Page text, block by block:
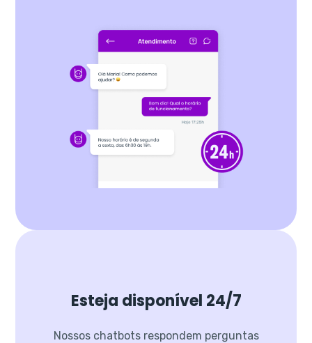
Esteja disponível 24/7
Nossos chatbots respondem perguntas